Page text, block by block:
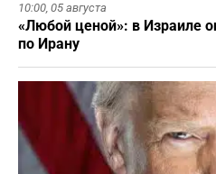
10:00, 05 августа
«Любой ценой»: в Израиле
по Ирану